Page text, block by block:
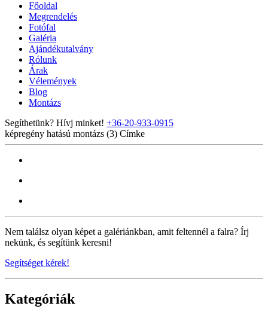
Főoldal
Megrendelés
Fotófal
Galéria
Ajándékutalvány
Rólunk
Árak
Vélemények
Blog
Montázs
Segíthetünk? Hívj minket! +36-20-933-0915
képregény hatású montázs (3) Címke
Nem találsz olyan képet a galériánkban, amit feltennél a falra? Írj
nekünk, és segítünk keresni!
Segítséget kérek!
Kategóriák